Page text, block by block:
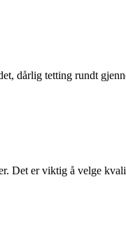
dårlig tetting rundt
Det er viktig å velge